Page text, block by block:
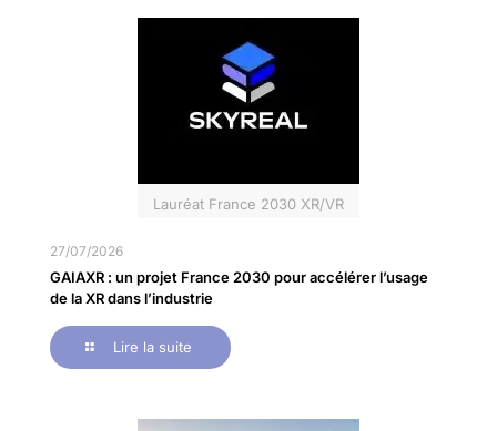
Lauréat France 2030 XR/VR
27/07/2026
GAIAXR : un projet France 2030 pour accélérer l’usage
de la XR dans l’industrie
Lire la suite